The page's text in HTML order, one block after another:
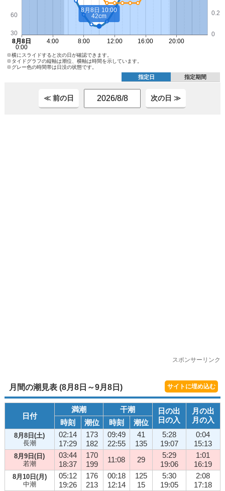
※横にスライドすると次の日が確認できます。
※タイドグラフの縦軸は潮位、横軸は時間を示しています。
※グレー色の時間帯は日没の状態です。
指定日 指定期間
≪ 前の日 次の日 ≫
スポンサーリンク
月間の潮見表 (8月8日～9月8日) サイトに埋め込む
日付
満潮 干潮
日の出
日の入
月の出
月の入
時刻 潮位 時刻 潮位
8月8日(土)
長潮
02:14
17:29
173
182
09:49
22:55
41
135
5:28
19:07
0:04
15:13
8月9日(日)
若潮
03:44
18:37
170
199
11:08 29
5:29
19:06
1:01
16:19
8月10日(月)
中潮
05:12
19:26
176
213
00:18
12:14
125
15
5:30
19:05
2:08
17:18